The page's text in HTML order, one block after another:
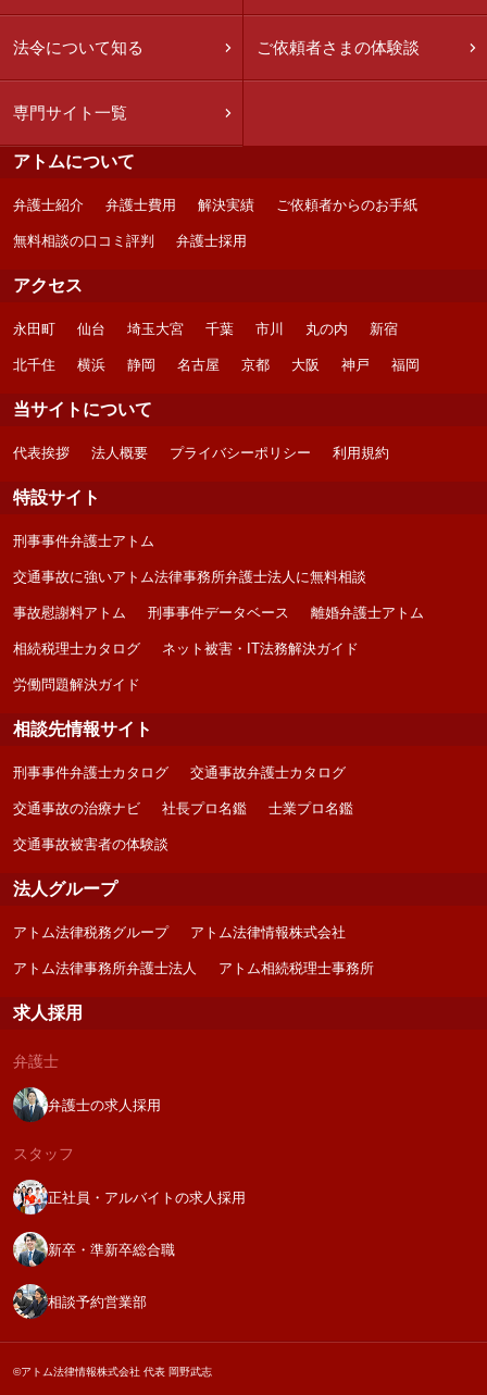
法令について知る ご依頼者さまの体験談
専門サイト一覧
アトムについて
弁護士紹介 弁護士費用 解決実績 ご依頼者からのお手紙
無料相談の口コミ評判 弁護士採用
アクセス
永田町 仙台 埼玉大宮 千葉 市川 丸の内 新宿
北千住 横浜 静岡 名古屋 京都 大阪 神戸 福岡
当サイトについて
代表挨拶 法人概要 プライバシーポリシー 利用規約
特設サイト
刑事事件弁護士アトム
交通事故に強いアトム法律事務所弁護士法人に無料相談
事故慰謝料アトム 刑事事件データベース 離婚弁護士アトム
相続税理士カタログ ネット被害・IT法務解決ガイド
労働問題解決ガイド
相談先情報サイト
刑事事件弁護士カタログ 交通事故弁護士カタログ
交通事故の治療ナビ 社長プロ名鑑 士業プロ名鑑
交通事故被害者の体験談
法人グループ
アトム法律税務グループ アトム法律情報株式会社
アトム法律事務所弁護士法人 アトム相続税理士事務所
求人採用
弁護士
弁護士の求人採用
スタッフ
正社員・アルバイトの求人採用
新卒・準新卒総合職
相談予約営業部
©アトム法律情報株式会社 代表 岡野武志